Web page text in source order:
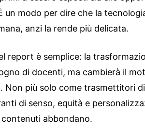
un modo per dire che la
anzi la rende più delicata.
report è semplice: la
di docenti, ma cambierà il
Non più solo come trasmettitori di
di senso, equità e
abbondano.